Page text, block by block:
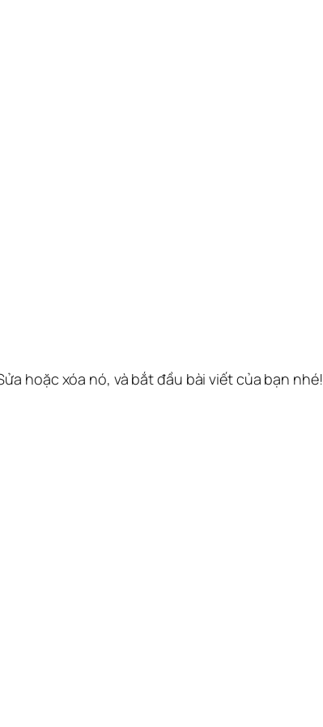
hoặc xóa nó, và bắt đầu bài viết của bạn nhé!